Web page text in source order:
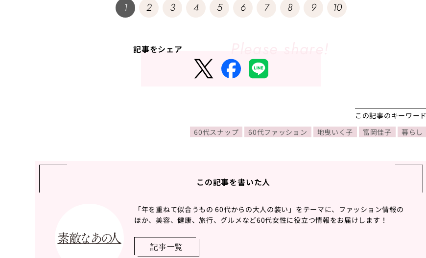
1 2 3 4 5 6 7 8 9 10
記事をシェア
この記事のキーワード
60代スナップ
60代ファッション 地曳いく子 富岡佳子 暮らし
この記事を書いた人
「年を重ねて似合うもの 60代からの大人の装い」をテーマに、ファッション情報の
ほか、美容、健康、旅行、グルメなど60代女性に役立つ情報をお届けします！
記事一覧